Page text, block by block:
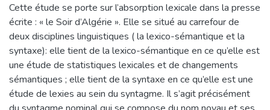
Cette étude se porte sur l’absorption lexicale dans la presse
écrite : « le Soir d’Algérie ». Elle se situé au carrefour de
deux disciplines linguistiques ( la lexico-sémantique et la
syntaxe): elle tient de la lexico-sémantique en ce qu’elle est
une étude de statistiques lexicales et de changements
sémantiques ; elle tient de la syntaxe en ce qu’elle est une
étude de lexies au sein du syntagme. Il s’agit précisément